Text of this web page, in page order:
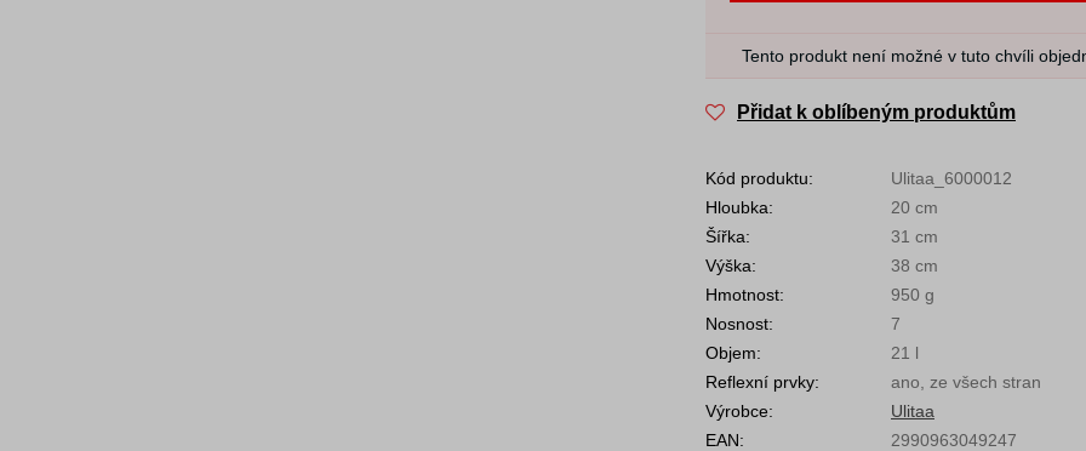
Tento produkt není možné v tuto chvíli
Přidat k oblíbeným produktům
Kód produktu:
Ulitaa_6000012
Hloubka:
20 cm
Šířka:
31 cm
Výška:
38 cm
Hmotnost:
950 g
Nosnost:
7
Objem:
21 l
Reflexní prvky:
ano, ze všech stran
Výrobce:
Ulitaa
EAN:
2990963049247